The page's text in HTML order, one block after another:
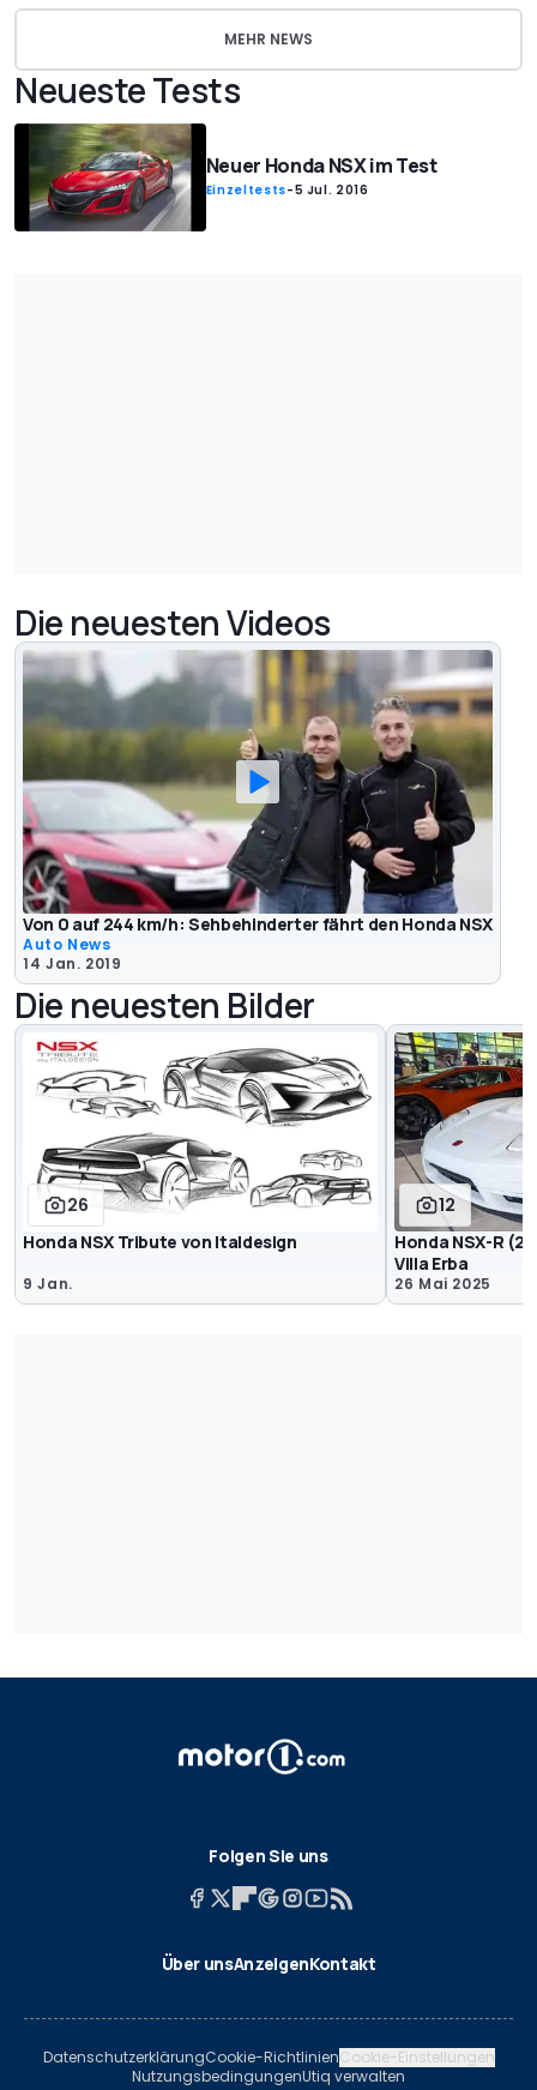
MEHR NEWS
Neueste Tests
Neuer Honda NSX im Test
Einzeltests-5 Jul. 2016
Die neuesten Videos
Von 0 auf 244 km/h: Sehbehinderter fährt den Honda NSX
Auto News
14 Jan. 2019
Die neuesten Bilder
26
Honda NSX Tribute von Italdesign
9 Jan.
12
Honda NSX-R
Villa Erba
26 Mai 2025
Folgen Sie uns
Über unsAnzeigenKontakt
DatenschutzerklärungCookie-RichtlinienCookie-Einstellungen
NutzungsbedingungenUtiq verwalten